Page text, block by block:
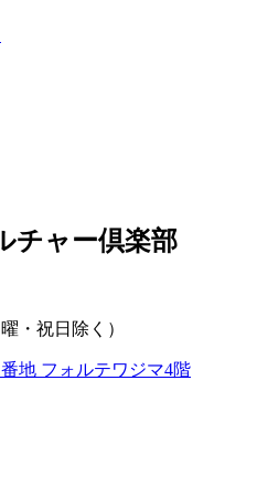
チャー倶楽部
・祝日除く）
地 フォルテワジマ4階